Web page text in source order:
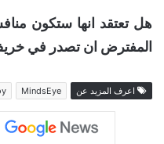
هل تعتقد انها ستكون
المفترض ان تصدر في خريف
اعرف المزيد عن MindsEye